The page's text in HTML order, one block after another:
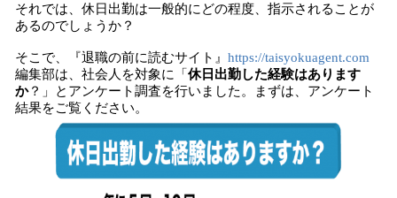
それでは、休日出勤は一般的にどの程度、指示されることが
あるのでしょうか？
そこで、『退職の前に読むサイト』 https://taisyokuagent.com
編集部は、社会人を対象に「 休日出勤した経験はあります
か？」とアンケート調査を行いました。まずは、アンケート
結果をご覧ください。